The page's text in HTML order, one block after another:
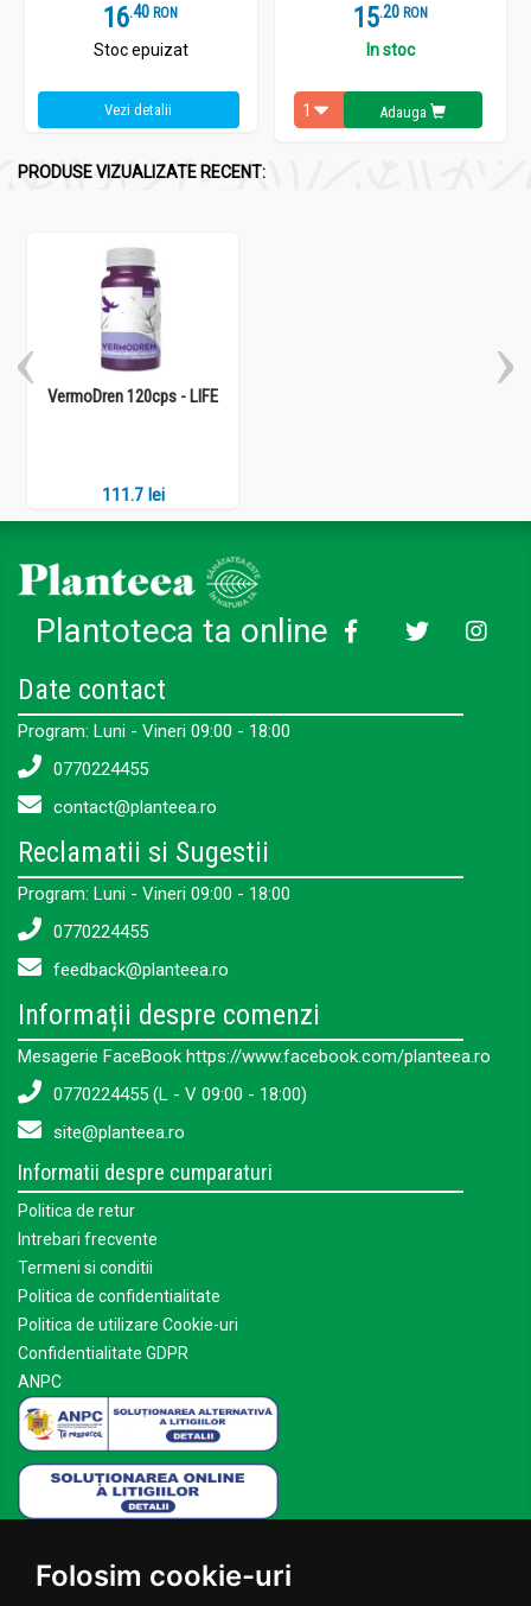
Folosim cookie-uri
16.4 RON
Stoc epuizat
Vezi detalii
15.2 RON
In stoc
Adauga
PRODUSE VIZUALIZATE RECENT:
VermoDren 120cps - LIFE
111.7 lei
Plantoteca ta online
Date contact
Program: Luni - Vineri 09:00 - 18:00
0770224455
contact@planteea.ro
Reclamatii si Sugestii
Program: Luni - Vineri 09:00 - 18:00
0770224455
feedback@planteea.ro
Informații despre comenzi
Mesagerie FaceBook https://www.facebook.com/planteea.ro
0770224455 (L - V 09:00 - 18:00)
site@planteea.ro
Informatii despre cumparaturi
Politica de retur
Intrebari frecvente
Termeni si conditii
Politica de confidentialitate
Politica de utilizare Cookie-uri
Confidentialitate GDPR
ANPC
Acasa